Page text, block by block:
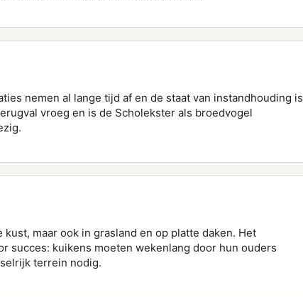
nemen al lange tijd af en de staat van instandhouding is
vroeg en is de Scholekster als broedvogel
maar ook in grasland en op platte daken. Het
succes: kuikens moeten wekenlang door hun ouders
terrein nodig.